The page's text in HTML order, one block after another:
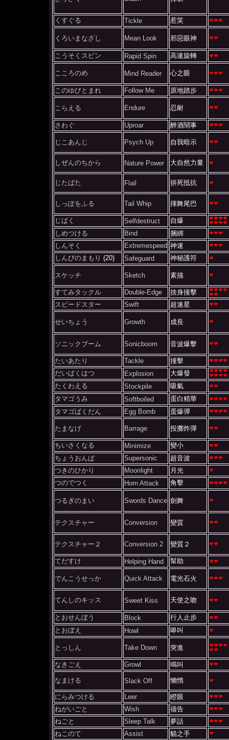
くすぐる Tickle 惹笑
くろいまなざし Mean Look 邪惡眼神
こうそくスピン Rapid Spin 高速旋轉
こころのめ Mind Reader 心之眼
このゆびとまれ Follow Me 原地踏步
こらえる Endure 忍耐
さわぐ Uproar 醉酒鬧事
じこあんじ Psych Up 自我暗示
しぜんのちから Nature Power 大自然力量
じたばた Flail 拚死抵抗
しっぽをふる Tail Whip 揮舞尾巴
じばく Selfdestruct
自爆
しめつける
Bind
捆綁
しんそく
Extremespeed 神速
しんぴのまもり (20) Safeguard 神秘護符
スケッチ Sketch 素描
すてみタックル Double-Edge
捨身撞擊
スピードスター
Swift 超速星
せいちょう Growth 成長
ソニックブーム Sonicboom 音波爆擊
たいあたり Tackle
撞擊
だいばくはつ
Explosion
大爆發
たくわえる
Stockpile
吸氣
タマゴうみ
Softboiled
蛋白精華
タマゴばくだん
Egg Bomb 蛋爆彈
たまなげ Barrage 投擲炸彈
ちいさくなる Minimize
變小
ちょうおんぱ
Supersonic
超音波
つきのひかり
Moonlight
月光
つのでつく
Horn Attack 角擊
つるぎのまい Swords Dance 劍舞
テクスチャー Conversion 變質
テクスチャー２ Conversion 2 變質２
てだすけ Helping Hand 幫助
でんこうせっか Quick Attack 電光石火
てんしのキッス Sweet Kiss 天使之吻
とおせんぼう Block
行人止步
とおぼえ
Howl 嗥叫
とっしん Take Down 突進
なきごえ Growl 鳴叫
なまける Slack Off 懶惰
にらみつける Leer
瞪眼
ねがいごと
Wish
禱告
ねごと
Sleep Talk
夢話
ねこのて
Assist 貓之手